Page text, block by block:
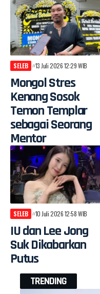
SELEB 13 Juli 2026 12:29 WIB
Mongol Stres
Kenang Sosok
Temon Templar
sebagai Seorang
Mentor
SELEB 10 Juli 2026 12:58 WIB
IU dan Lee Jong
Suk Dikabarkan
Putus
TRENDING